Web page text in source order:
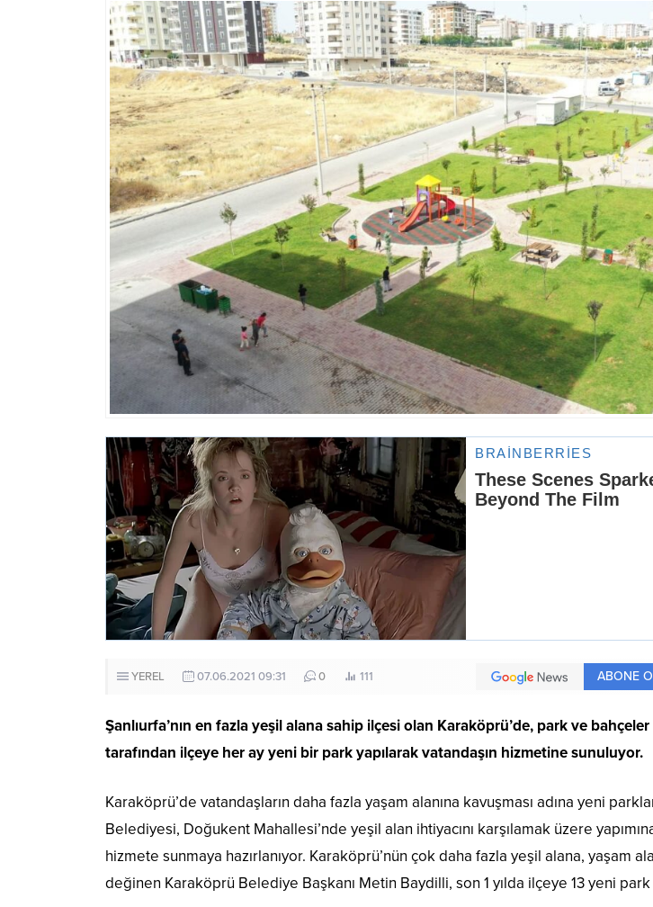
YEREL 07.06.2021 09:31 0 111 ABONE
Şanlıurfa’nın en fazla yeşil alana sahip ilçesi olan Karaköprü’de, park ve
tarafından ilçeye her ay yeni bir park yapılarak vatandaşın hizmetine sunuluyor.
Karaköprü’de vatandaşların daha fazla yaşam alanına kavuşması adına yeni
Belediyesi, Doğukent Mahallesi’nde yeşil alan ihtiyacını karşılamak üzere
hizmete sunmaya hazırlanıyor. Karaköprü’nün çok daha fazla yeşil alana, yaşam
değinen Karaköprü Belediye Başkanı Metin Baydilli, son 1 yılda ilçeye 13 yeni park